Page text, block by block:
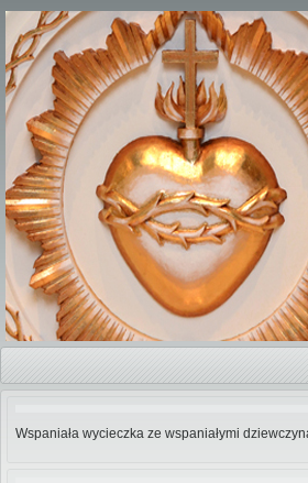
Wspaniała wycieczka ze wspaniałymi